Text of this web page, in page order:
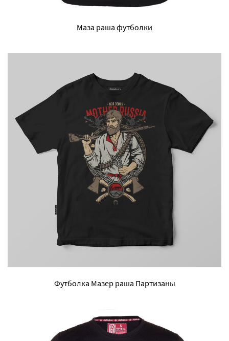
Маза раша футболки
Футболка Мазер раша Партизаны